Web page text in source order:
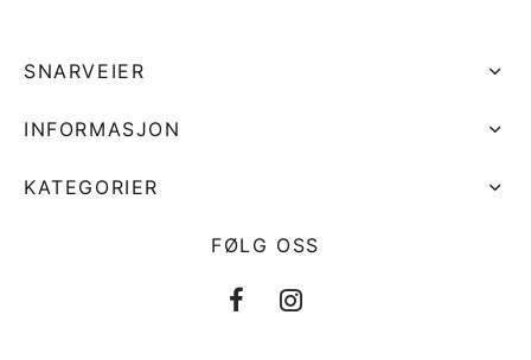
SNARVEIER
INFORMASJON
KATEGORIER
FØLG OSS